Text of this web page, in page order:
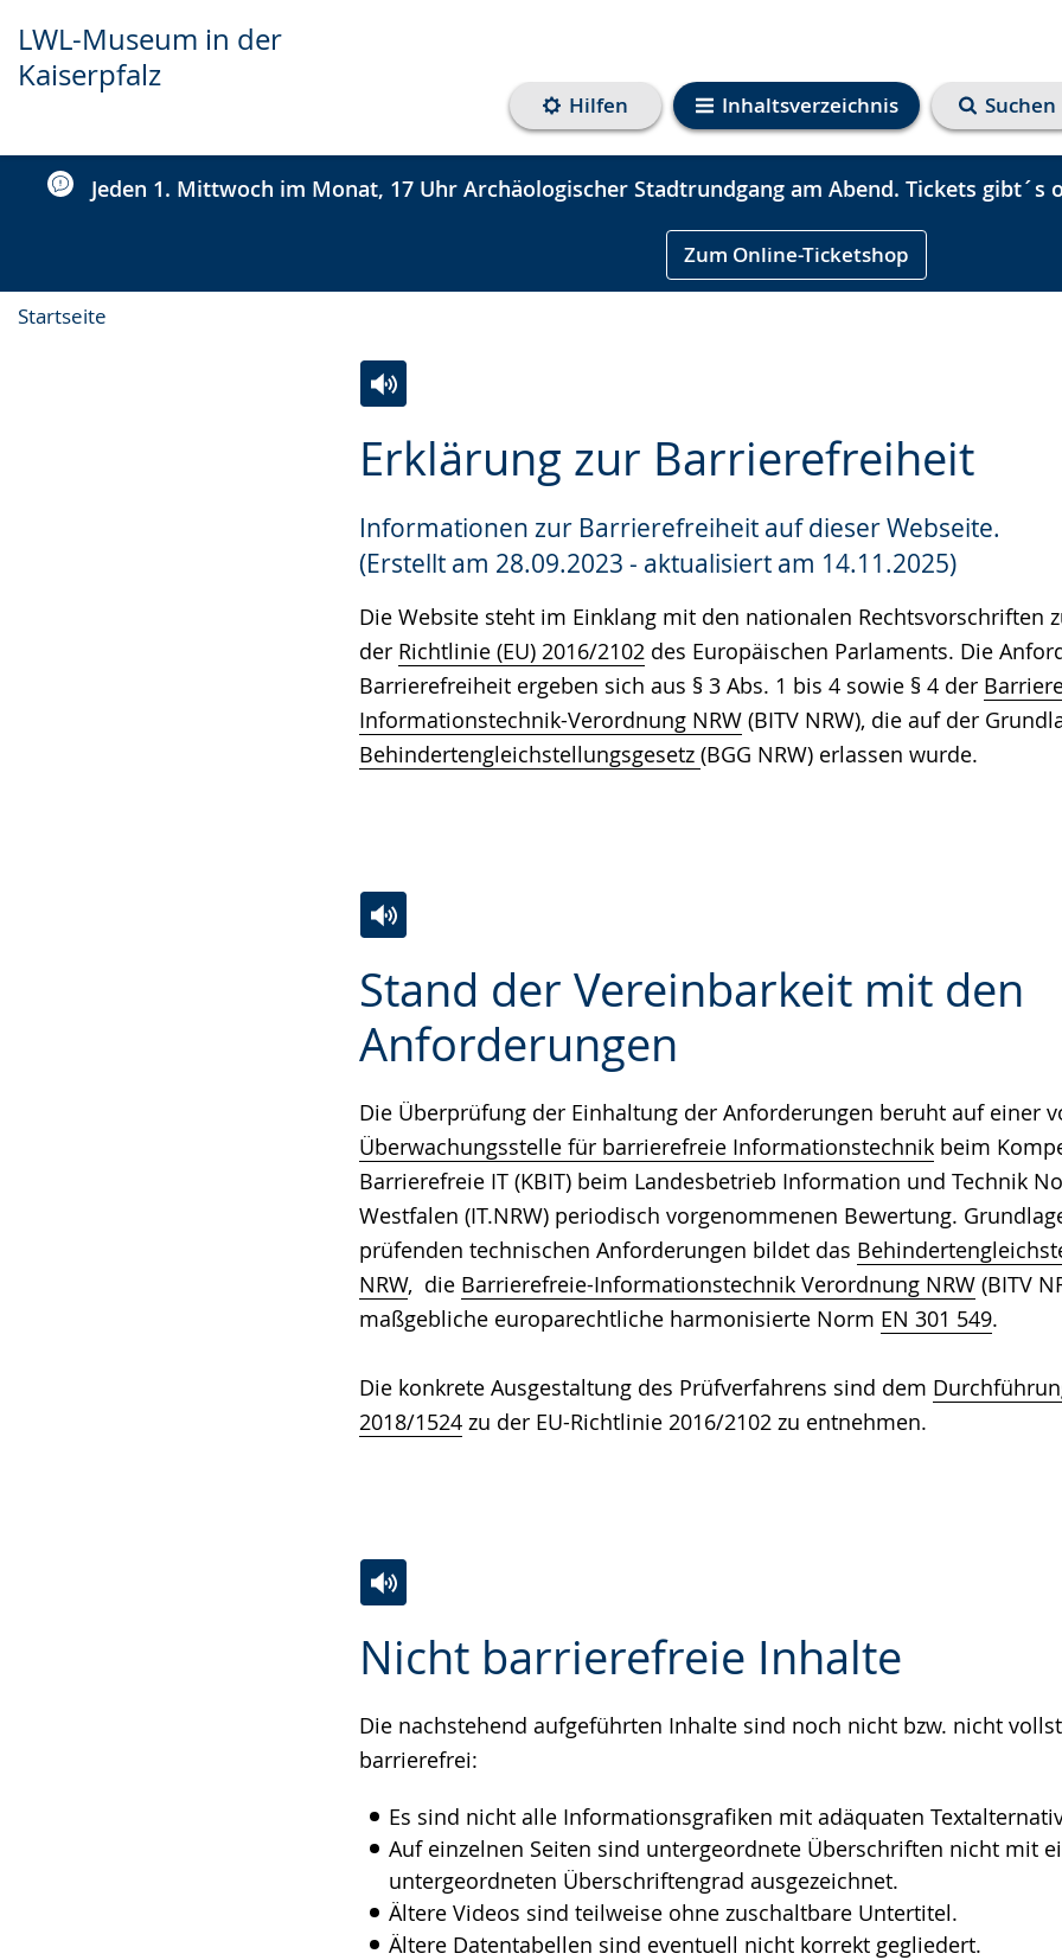
Transkript anzeigen
Abspielen
Pausieren
LWL-Museum in der
Kaiserpfalz
Inhaltsverzeichnis
Hilfen Suchen
Jeden 1. Mittwoch im Monat, 17 Uhr Archäologischer Stadtrundgang am Abend. Tickets gibt´s
Zum Online-Ticketshop
Startseite
Erklärung zur Barrierefreiheit
Informationen zur Barrierefreiheit auf dieser Webseite.
(Erstellt am 28.09.2023 - aktualisiert am 14.11.2025)
Die Website steht im Einklang mit den nationalen Rechtsvorschriften
der Richtlinie (EU) 2016/2102 des Europäischen Parlaments. Die
Barrierefreiheit ergeben sich aus § 3 Abs. 1 bis 4 sowie § 4 der
Informationstechnik-Verordnung NRW (BITV NRW), die auf der
Behindertengleichstellungsgesetz (BGG NRW) erlassen wurde.
Leichten
wechseln.
Audio-
Video
Deutscher
Gebärdensprache
angezeigt.
Stand der Vereinbarkeit mit den
Anforderungen
Die Überprüfung der Einhaltung der Anforderungen beruht auf einer
Überwachungsstelle für barrierefreie Informationstechnik beim
Barrierefreie IT (KBIT) beim Landesbetrieb Information und Technik
Westfalen (IT.NRW) periodisch vorgenommenen Bewertung.
prüfenden technischen Anforderungen bildet das
NRW, die Barrierefreie-Informationstechnik Verordnung NRW (BITV
maßgebliche europarechtliche harmonisierte Norm EN 301 549.
Die konkrete Ausgestaltung des Prüfverfahrens sind dem
2018/1524 zu der EU-Richtlinie 2016/2102 zu entnehmen.
Leichten
Sprache
wechseln.
Audio-
Unterstützung.
Video
in
Deutscher
wird
angezeigt.
Nicht barrierefreie Inhalte
Die nachstehend aufgeführten Inhalte sind noch nicht bzw. nicht
barrierefrei:
Es sind nicht alle Informationsgrafiken mit adäquaten
Auf einzelnen Seiten sind untergeordnete Überschriften nicht mit
untergeordneten Überschriftengrad ausgezeichnet.
Ältere Videos sind teilweise ohne zuschaltbare Untertitel.
Ältere Datentabellen sind eventuell nicht korrekt gegliedert.
Leichten
wechseln.
Audio-
Video
Deutscher
Gebärdensprache
angezeigt.